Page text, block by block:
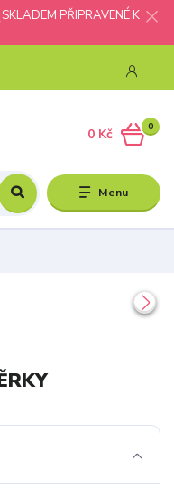
PŘIPRAVENÉ K
Menu
0
0 Kč